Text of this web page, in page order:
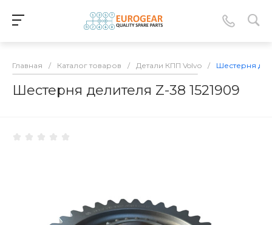
Главная / Каталог товаров / Детали КПП Volvo / Шестерня
Шестерня делителя Z-38 1521909